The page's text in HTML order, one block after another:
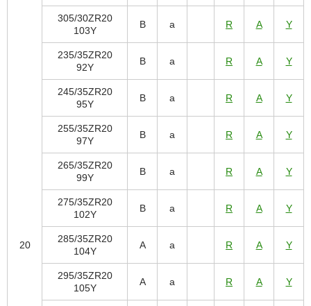
20
305/30ZR20
103Y
B a R A Y
235/35ZR20
92Y
B a R A Y
245/35ZR20
95Y
B a R A Y
255/35ZR20
97Y
B a R A Y
265/35ZR20
99Y
B a R A Y
275/35ZR20
102Y
B a R A Y
285/35ZR20
104Y
A a R A Y
295/35ZR20
105Y
A a R A Y